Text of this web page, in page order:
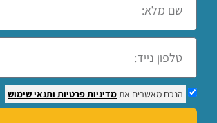
הנכם מאשרים אתמדיניות פרטיות ותנאי שימוש